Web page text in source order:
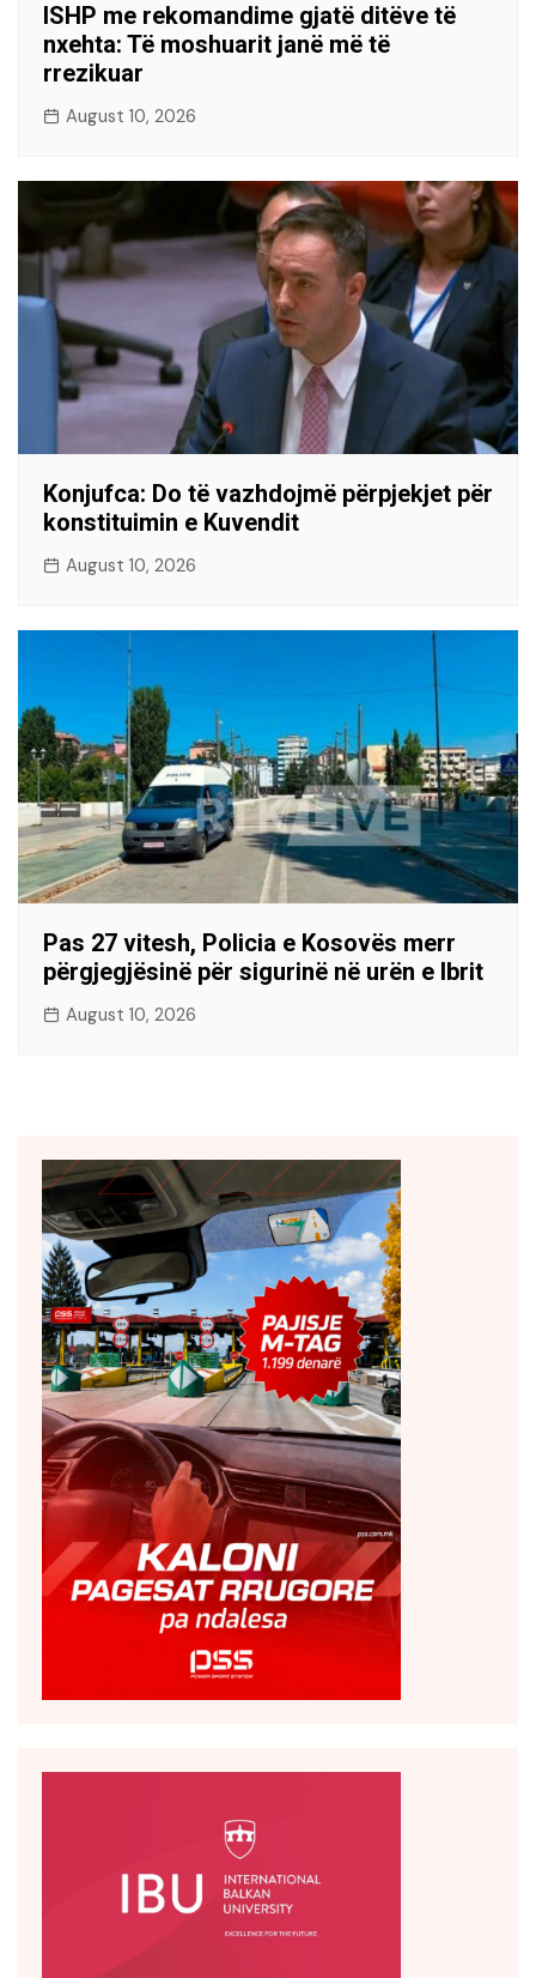
ISHP me rekomandime gjatë ditëve të
nxehta: Të moshuarit janë më të
rrezikuar
August 10, 2026
Konjufca: Do të vazhdojmë përpjekjet për
konstituimin e Kuvendit
August 10, 2026
Pas 27 vitesh, Policia e Kosovës merr
përgjegjësinë për sigurinë në urën e Ibrit
August 10, 2026